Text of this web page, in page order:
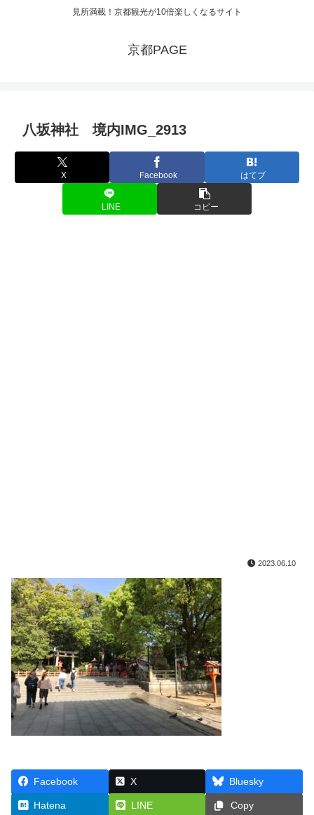
見所満載！京都観光が10倍楽しくなるサイト
京都PAGE
八坂神社 境内IMG_2913
X Facebook はてブ
LINE コピー
2023.06.10
Facebook X Bluesky
Hatena LINE Copy